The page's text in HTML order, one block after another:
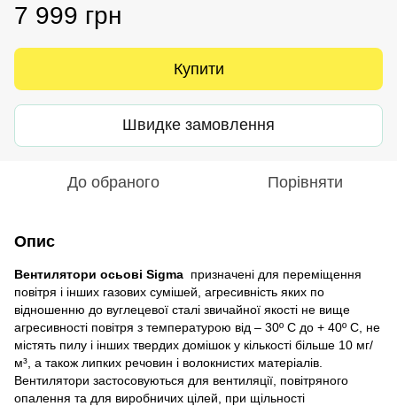
7 999 грн
Купити
Швидке замовлення
До обраного Порівняти
Опис
Вентилятори осьові Sigma призначені для переміщення
повітря і інших газових сумішей, агресивність яких по
відношенню до вуглецевої сталі звичайної якості не вище
агресивності повітря з температурою від – 30º С до + 40º С, не
містять пилу і інших твердих домішок у кількості більше 10 мг/
м³, а також липких речовин і волокнистих матеріалів.
Вентилятори застосовуються для вентиляції, повітряного
опалення та для виробничих цілей, при щільності